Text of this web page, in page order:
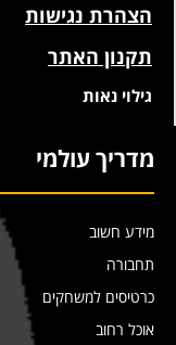
הצהרת נגישות
תקנון האתר
גילוי נאות
מדריך עולמי
מידע חשוב
תחבורה
כרטיסים למשחקים
אוכל רחוב